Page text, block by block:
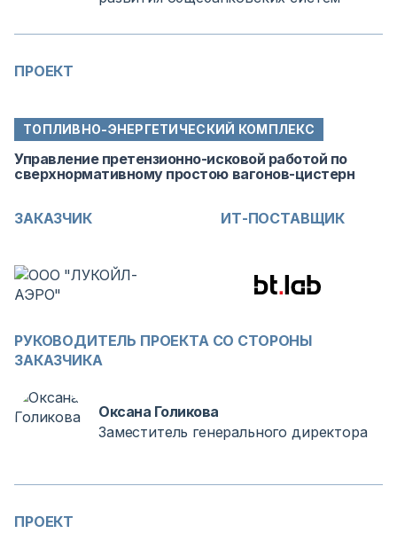
ПРОЕКТ
ТОПЛИВНО-ЭНЕРГЕТИЧЕСКИЙ КОМПЛЕКС
Управление претензионно-исковой работой по
сверхнормативному простою вагонов-цистерн
ЗАКАЗЧИК ИТ-ПОСТАВЩИК
РУКОВОДИТЕЛЬ ПРОЕКТА СО СТОРОНЫ
ЗАКАЗЧИКА
Оксана Голикова
Заместитель генерального директора
ПРОЕКТ